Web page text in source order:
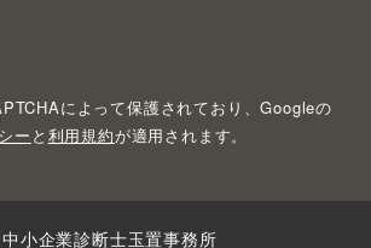
によって保護されており、Googleの
ー と 利用規約が適用されます。
小企業診断士玉置事務所